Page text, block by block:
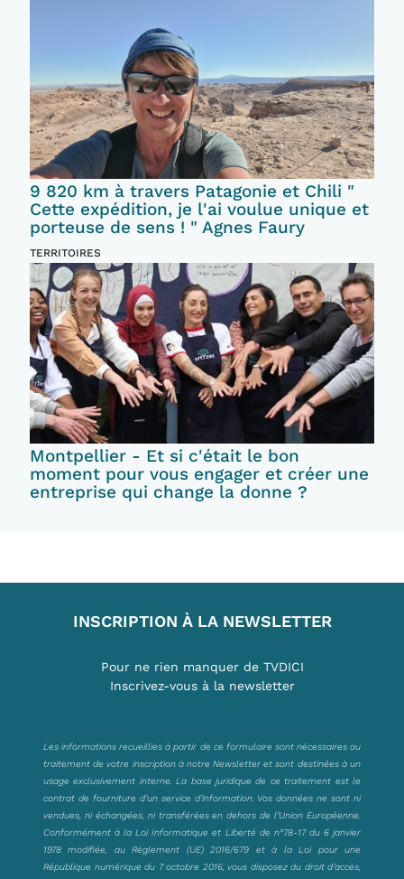
9 820 km à travers Patagonie et Chili "
Cette expédition, je l'ai voulue unique et
porteuse de sens ! " Agnes Faury
TERRITOIRES
Montpellier - Et si c'était le bon
moment pour vous engager et créer une
entreprise qui change la donne ?
INSCRIPTION À LA NEWSLETTER
Pour ne rien manquer de TVDICI
Inscrivez-vous à la newsletter
Les informations recueillies à partir de ce formulaire sont nécessaires au
traitement de votre inscription à notre Newsletter et sont destinées à un
usage exclusivement interne. La base juridique de ce traitement est le
contrat de fourniture d’un service d’information. Vos données ne sont ni
vendues, ni échangées, ni transférées en dehors de l’Union Européenne.
Conformément à la Loi Informatique et Liberté de n°78-17 du 6 janvier
1978 modifiée, au Règlement (UE) 2016/679 et à la Loi pour une
République numérique du 7 octobre 2016, vous disposez du droit d’accès,